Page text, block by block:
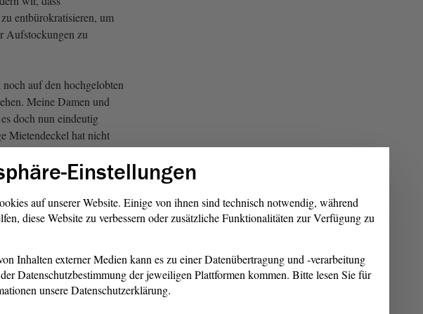
entbürokratisieren, um
Aufstockungen zu
auf den hochgelobten
Meine Damen und
doch nun eindeutig
Mietendeckel hat nicht
Wohnraum
ist eingebrochen.
vom Markt
zu Eigentumswohnungen
der
dort sank um bis zu 60
Experiment, das
gescheitert ist.
und Herren! Liebe
Einstellungen
auf unserer Website. Einige von ihnen sind technisch notwendig, während
diese Website zu verbessern oder zusätzliche Funktionalitäten zur Verfügung zu
Inhalten externer Medien kann es zu einer Datenübertragung und -verarbeitung
Datenschutzbestimmung der jeweiligen Plattformen kommen. Bitte lesen Sie für
unsere Datenschutzerklärung.